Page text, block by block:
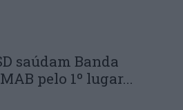
saúdam Banda
pelo 1º lugar...